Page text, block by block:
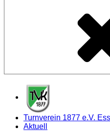
Turnverein 1877 e.V.
Aktuell